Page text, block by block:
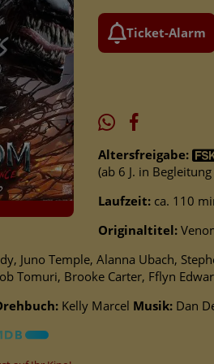
Ticket-Alarm
Altersfreigabe:
(ab 6 J. in
Laufzeit: ca. 110
Originaltitel:
Juno Temple, Alanna Ubach,
Tomuri, Brooke Carter, Fflyn
Kelly Marcel Musik: Dan